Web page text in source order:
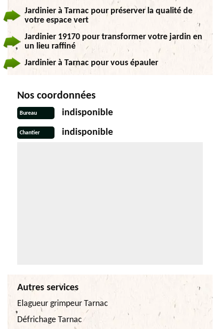
Jardinier à Tarnac pour préserver la qualité de
votre espace vert
Jardinier 19170 pour transformer votre jardin en
un lieu raffiné
Jardinier à Tarnac pour vous épauler
Nos coordonnées
Bureau indisponible
Chantier indisponible
Autres services
Elagueur grimpeur Tarnac
Défrichage Tarnac